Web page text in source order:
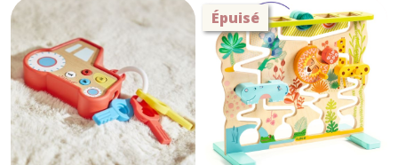
Épuisé